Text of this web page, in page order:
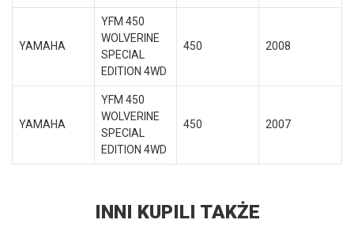
YAMAHA
YFM 450
WOLVERINE
SPECIAL
EDITION 4WD
450 2008
YAMAHA
YFM 450
WOLVERINE
SPECIAL
EDITION 4WD
450 2007
INNI KUPILI TAKŻE